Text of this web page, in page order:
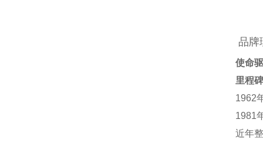
品牌
使命
里程
1962
1981
近年